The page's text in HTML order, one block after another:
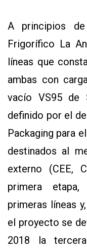
A principios
Frigorífico La
líneas que
ambas con
vacío VS95 de
definido por el
Packaging para
destinados al
externo (CEE,
primera
primeras líneas
el proyecto se
2018 la